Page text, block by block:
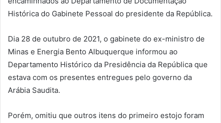
Histórica do Gabinete Pessoal do presidente da República.
Dia 28 de outubro de 2021, o gabinete do ex-ministro de
Minas e Energia Bento Albuquerque informou ao
Departamento Histórico da Presidência da República que
estava com os presentes entregues pelo governo da
Arábia Saudita.
Porém, omitiu que outros itens do primeiro estojo foram